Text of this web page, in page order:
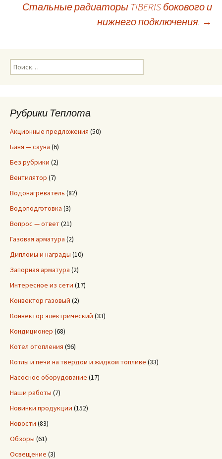
Навигация
записям
Стальные радиаторы TIBERIS бокового и
нижнего подключения. →
Н
а
:Рубрики Теплота
Акционные предложения (50)
Баня — сауна (6)
Без рубрики (2)
Вентилятор (7)
Водонагреватель (82)
Водоподготовка (3)
Вопрос — ответ(21)
Газовая арматура (2)
Дипломы и награды (10)
Запорная арматура (2)
Интересное из сети (17)
Конвектор газовый (2)
Конвектор электрический (33)
Кондиционер (68)
Котел отопления (96)
Котлы и печи на твердом и жидком топливе (33)
Насосное оборудование (17)
Наши работы (7)
Новинки продукции (152)
Новости (83)
Обзоры (61)
Освещение (3)